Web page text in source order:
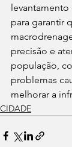
levantamento
para garantir
precisão e
população,
problemas
melhorar a
CIDADE